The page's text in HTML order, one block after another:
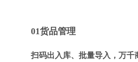
01货品管理
扫码出入库、批量导入，万千